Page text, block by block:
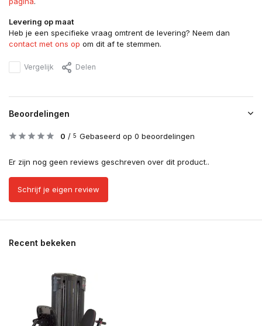
Levering op maat
Heb je een specifieke vraag omtrent de levering? Neem dan
contact met ons op om dit af te stemmen.
Vergelijk Delen
Beoordelingen
0 / 5 Gebaseerd op 0 beoordelingen
Er zijn nog geen reviews geschreven over dit product..
Schrijf je eigen review
Recent bekeken